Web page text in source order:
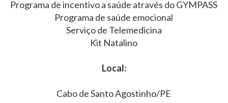
Programa de incentivo a saúde através do GYMPASS
Programa de saúde emocional
Serviço de Telemedicina
Kit Natalino
Local:
Cabo de Santo Agostinho/PE